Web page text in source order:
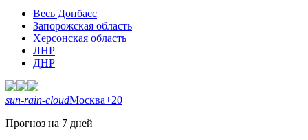
Весь Донбасс
Запорожская область
Херсонская область
ЛНР
ДНР
sun-rain-cloudМосква+20
Прогноз на 7 дней